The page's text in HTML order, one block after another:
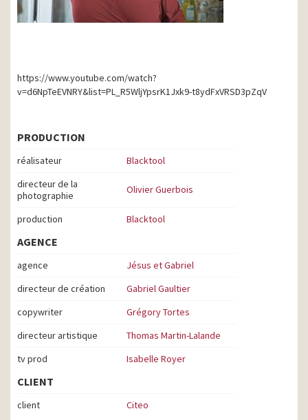
https://www.youtube.com/watch?
v=d6NpTeEVNRY&list=PL_R5WljYpsrK1Jxk9-t8ydFxVRSD3pZqV
PRODUCTION
réalisateur
Blacktool
directeur de la
photographie
Olivier Guerbois
production Blacktool
AGENCE
agence
Jésus et Gabriel
directeur de création
Gabriel Gaultier
copywriter
Grégory Tortes
directeur artistique
Thomas Martin-Lalande
tv prod
Isabelle Royer
CLIENT
client Citeo